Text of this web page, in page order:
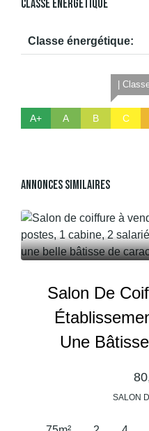
Classe Énergétique
Classe énergétique:
A+ A B
|
C
Annonces Similaires
Salon De
Une
SALON